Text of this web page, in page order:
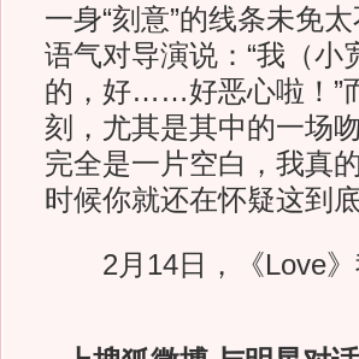
一身“刻意”的线条未免
语气对导演说：“我（
的，好……好恶心啦！”
刻，尤其是其中的一场
完全是一片空白，我真
时候你就还在怀疑这到
2月14日，《Love》